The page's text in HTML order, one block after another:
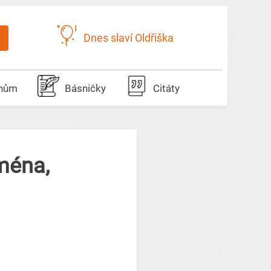
Dnes slaví Oldřiška
Básničky Citáty